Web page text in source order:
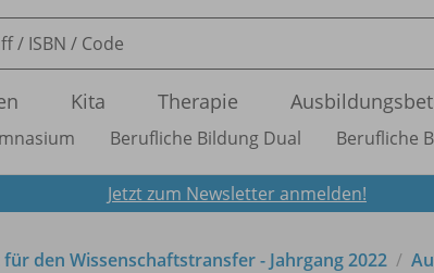
Kita Therapie
Berufliche Bildung Dual Berufliche
Jetzt zum Newsletter anmelden!
den Wissenschaftstransfer - Jahrgang 2022